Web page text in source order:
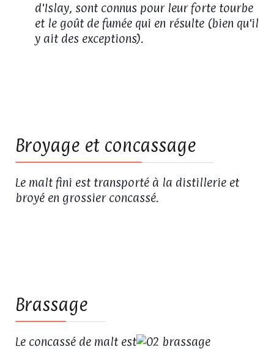
d'Islay, sont connus pour leur forte tourbe
et le goût de fumée qui en résulte (bien qu'il
y ait des exceptions).
Broyage et concassage
Le malt fini est transporté à la distillerie et
broyé en grossier concassé.
Brassage
Le concassé de malt est